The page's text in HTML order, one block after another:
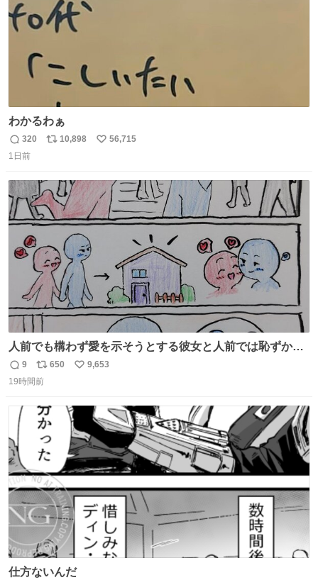
わかるわぁ
返
信
320
リ
ト
数
10,898
い
数
56,715
1日前
人前でも構わず愛を示そうとする彼女と人前では恥ずかし
いけど彼女を死ぬほど愛している彼氏 同士いませんか✋️
返
信
9
リ
ポ
ト
数
650
い
数
9,653
19時間前
仕方ないんだ